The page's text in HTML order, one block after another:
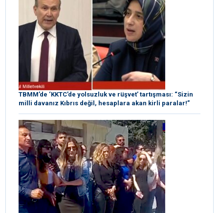
TBMM’de ‘KKTC’de yolsuzluk ve rüşvet’ tartışması: “Sizin
milli davanız Kıbrıs değil, hesaplara akan kirli paralar!”